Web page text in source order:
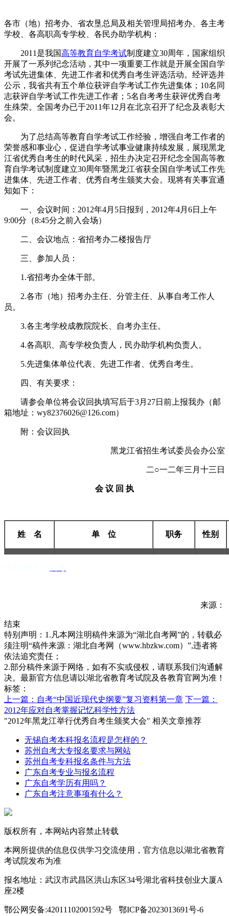
各市（地）招考办、省农垦总局及相关管理局招考办、各主考
学校、各高职高专学校、各民办助学机构：
2011是我国高等教育自学考试制度建立30周年，国家组织
开展了一系列纪念活动，其中一项重要工作就是开展全国自学
考试先进集体、先进工作者和优秀自考生评选活动。经评选并
公示，我省共有五个单位获评自学考试工作先进集体；10名同
志获评自学考试工作先进工作者；5名自考考生获评优秀自考
生殊荣。全国考办已于2011年12月在北京召开了纪念及表彰大
会。
为了总结高等教育自学考试工作经验，增强自考工作者的
荣誉感和事业心，促进自学考试事业健康持续发展，展现黑龙
江省优秀自考生的时代风采，招生办决定召开纪念全国高等教
育自学考试制度建立30周年暨黑龙江省获全国自学考试工作先
进集体、先进工作者、优秀自考生颁奖大会。现将有关事宜通
知如下：
一、会议时间：2012年4月5日报到，2012年4月6日上午
9:00分（8:45分之前入会场）
二、会议地点：省招考办二楼报告厅
三、参加人员：
1.省招考办全体干部。
2.各市（地）招考办主任、分管主任、从事自考工作人
员。
3.各主考学校成教院院长、自考办主任。
4.各高职、高专学校负责人，民办助学机构负责人。
5.先进集体单位代表、先进工作者、优秀自考生。
四、有关要求：
请参会单位将会议回执填写后于3月27日前上报我办（邮
箱地址：wy82376026@126.com）
附：会议回执
黑龙江省招生考试委员会办公室
二○一二年三月十三日
会 议 回 执
姓 名 单 位 职务 性别
来源：
结束
特别声明：1.凡本网注明稿件来源为“湖北自考网”的，转载必
须注明“稿件来源：湖北自考网（www.hbzkw.com）”,违者将
依法追究责任；
2.部分稿件来源于网络，如有不实或侵权，请联系我们沟通解
决。最新官方信息请以湖北省教育考试院及各教育官网为准！
标签：
上一篇：自考“中国近现代史纲要”复习资料第一章 下一篇：
2012年应对自考掌握记忆科学性方法
"2012年黑龙江举行优秀自考生颁奖大会" 相关文章推荐
无锡自考本科报名流程是怎样的？
苏州自考大专报名要求与网站
苏州自考专科报名条件与方法
广东自考专业与报名流程
广东自考学历有用吗？
广东自考注意事项有什么？
版权所有，本网站内容禁止转载
本网所提供的信息仅供学习交流使用，官方信息以湖北省教育
考试院发布为准
报名地址：武汉市武昌区洪山东区34号湖北省科技创业大厦A
座2楼
鄂公网安备:42011102001592号 鄂ICP备2023013691号-6